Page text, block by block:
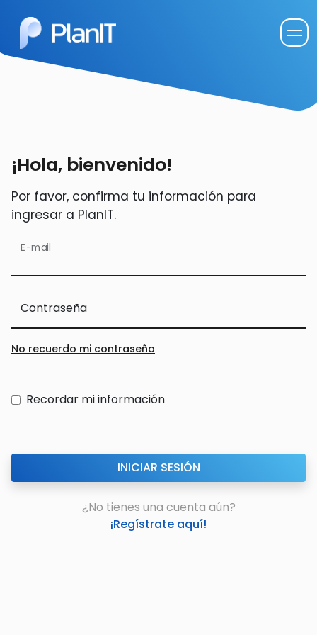
¡Hola, bienvenido!
Por favor, confirma tu información para
ingresar a PlanIT.
E-mail
Contraseña
No recuerdo mi contraseña
Recordar mi información
¿No tienes una cuenta aún?
¡Regístrate aquí!